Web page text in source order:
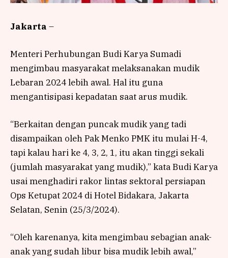
Jakarta –
Menteri Perhubungan Budi Karya Sumadi
mengimbau masyarakat melaksanakan mudik
Lebaran 2024 lebih awal. Hal itu guna
mengantisipasi kepadatan saat arus mudik.
“Berkaitan dengan puncak mudik yang tadi
disampaikan oleh Pak Menko PMK itu mulai H-4,
tapi kalau hari ke 4, 3, 2, 1, itu akan tinggi sekali
(jumlah masyarakat yang mudik),” kata Budi Karya
usai menghadiri rakor lintas sektoral persiapan
Ops Ketupat 2024 di Hotel Bidakara, Jakarta
Selatan, Senin (25/3/2024).
“Oleh karenanya, kita mengimbau sebagian anak-
anak yang sudah libur bisa mudik lebih awal,”